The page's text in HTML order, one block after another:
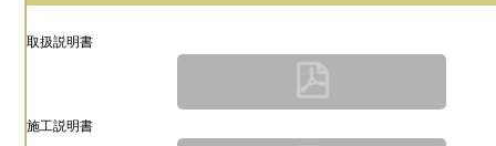
取扱説明書
施工説明書